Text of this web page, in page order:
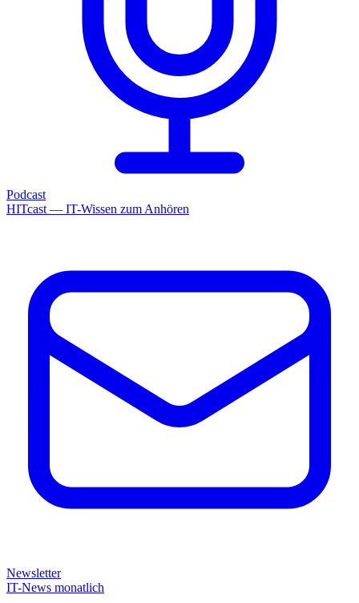
Podcast
HITcast — IT-Wissen zum Anhören
Newsletter
IT-News monatlich